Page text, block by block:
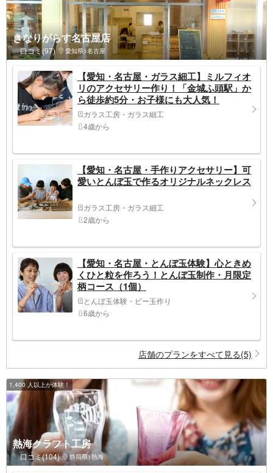
きなりがらす名古屋店
口コミ(97) 愛知県>名古屋
【愛知・名古屋・ガラス細工】ミルフィオ
リのアクセサリー作り！「金城ふ頭駅」か
ら徒歩約5分・お子様にも大人気！
ガラス工房・ガラス細工
4歳から
【愛知・名古屋・手作りアクセサリー】可
愛いとんぼ玉で作るオリジナルネックレス
ガラス工房・ガラス細工
2歳から
【愛知・名古屋・とんぼ玉体験】心ときめ
くひと粒を作ろう！とんぼ玉制作・月限定
柄コース（1個）
とんぼ玉体験・ビー玉作り
6歳から
店舗のプランをすべて見る(5)
1,400 人以上が体験！
熱海クラフト工房
口コミ(104) 静岡県>熱海